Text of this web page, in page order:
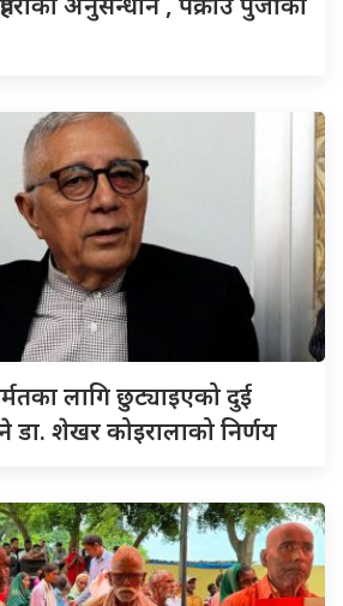
लागि छुट्याइएको दुई
डा. शेखर कोइरालाको निर्णय